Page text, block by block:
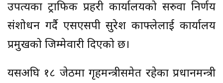
उपत्यका ट्राफिक प्रहरी कार्यालयको सरुवा निर्णय
संशोधन गर्दै एसएसपी सुरेश काफ्लेलाई कार्यालय
प्रमुखको जिम्मेवारी दिएको छ।
यसअघि १८ जेठमा गृहमन्त्रीसमेत रहेका प्रधानमन्त्री